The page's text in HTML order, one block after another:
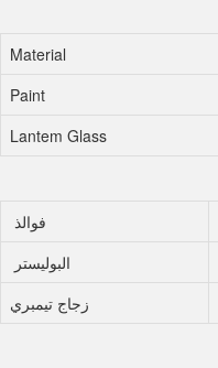
Material
Paint
Lantem Glass
فوالذ
البوليستر
زجاج تيمبري